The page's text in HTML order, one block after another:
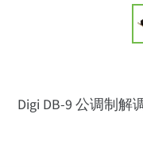
Digi DB-9 公调制解